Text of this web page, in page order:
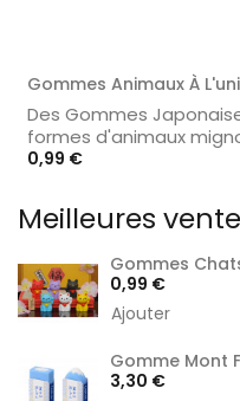
Gommes Animaux À
Des Gommes
formes d'animaux
Prix
0,99 €
Meilleures
Gommes
Prix
0,99 €
Ajouter
Gomme Mont
Prix
3,30 €